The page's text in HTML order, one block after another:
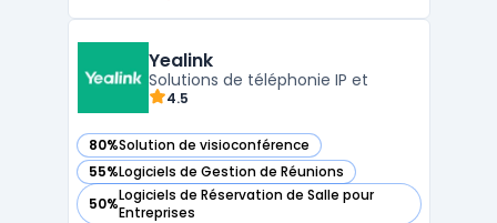
administrateurs de configurer des plans
interactifs et de ...
Yealink
Solutions de téléphonie IP et
4.5
80%Solution de visioconférence
— voir Yealink dans cette catégorie
55%Logiciels de Gestion de Réunions
— voir Yealink dans cette catégorie
50%Logiciels de Réservation de Salle pour
Entreprises
— voir Yealink dans cette catégorie